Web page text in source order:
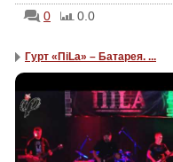
0
0.0
Гурт «ПiLa» – Батарея. ...